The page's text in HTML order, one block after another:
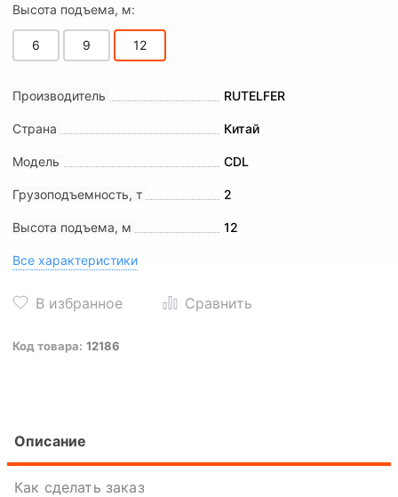
Высота подъема, м:
6 9 12
Производитель RUTELFER
Страна Китай
Модель CDL
Грузоподъемность, т 2
Высота подъема, м 12
Все характеристики
Код товара: 12186
Описание
Как сделать заказ